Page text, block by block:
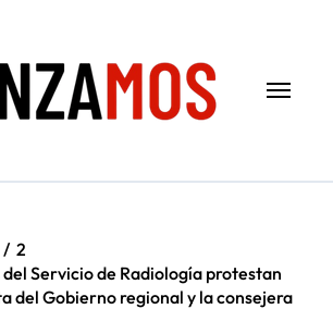
2
Servicio de Radiología protestan
del Gobierno regional y la consejera